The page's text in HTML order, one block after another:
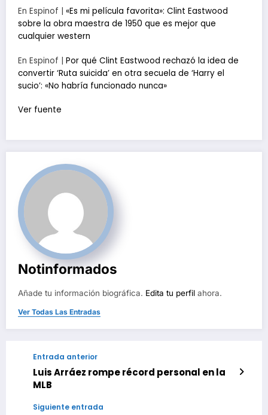
En Espinof | «Es mi película favorita»: Clint Eastwood
sobre la obra maestra de 1950 que es mejor que
cualquier western
En Espinof | Por qué Clint Eastwood rechazó la idea de
convertir ‘Ruta suicida’ en otra secuela de ‘Harry el
sucio’: «No habría funcionado nunca»
Ver fuente
Notinformados
Añade tu información biográfica. Edita tu perfil ahora.
Ver Todas Las Entradas
Entrada anterior
Luis Arráez rompe récord personal en la
MLB
Siguiente entrada